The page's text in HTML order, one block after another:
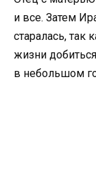
и все. Затем
старалась, так
жизни
в небольшом